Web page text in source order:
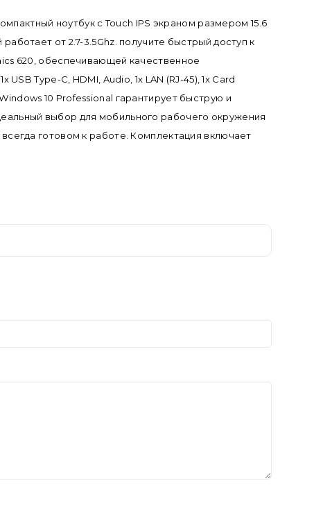
ноутбук с Touch IPS экраном размером 15.6
от 2.7-3.5Ghz. получите быстрый доступ к
620, обеспечивающей качественное
Type-C, HDMI, Audio, 1x LAN (RJ-45), 1x Card
10 Professional гарантирует быструю и
выбор для мобильного рабочего окружения
готовом к работе. Комплектация включает